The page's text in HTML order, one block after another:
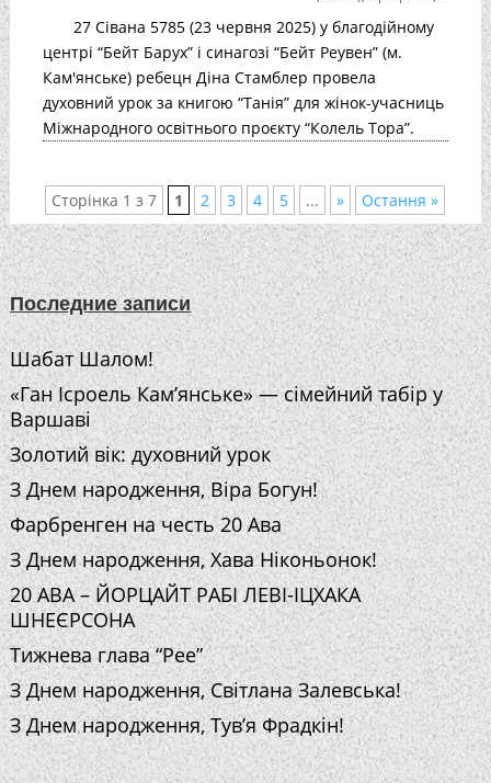
27 Сівана 5785 (23 червня 2025) у благодійному
центрі “Бейт Барух” і синагозі “Бейт Реувен” (м.
Кам'янське) ребецн Діна Стамблер провела
духовний урок за книгою “Танія” для жінок-учасниць
Міжнародного освітнього проєкту “Колель Тора”.
Сторінка 1 з 7 1 2 3 4 5 ... » Остання »
Последние записи
Шабат Шалом!
«Ган Ісроель Кам’янське» — сімейний табір у
Варшаві
Золотий вік: духовний урок
З Днем народження, Віра Богун!
Фарбренген на честь 20 Ава
З Днем народження, Хава Ніконьонок!
20 АВА – ЙОРЦАЙТ РАБІ ЛЕВІ-ІЦХАКА
ШНЕЄРСОНА
Тижнева глава “Рее”
З Днем народження, Світлана Залевська!
З Днем народження, Тув’я Фрадкін!